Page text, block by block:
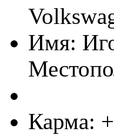
Имя:
Карма: